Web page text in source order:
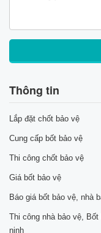
Thông tin
Lắp đặt chốt bảo vệ
Cung cấp bốt bảo vệ
Thi công chốt bảo vệ
Giá bốt bảo vệ
Báo giá bốt bảo vệ, nhà
Thi công nhà bảo vệ,
ninh